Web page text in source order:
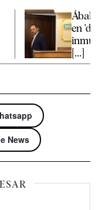
en
[...]
News